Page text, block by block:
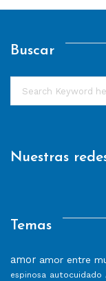
Buscar
Nuestras
Temas
amor amor entre
espinosa autocuidado